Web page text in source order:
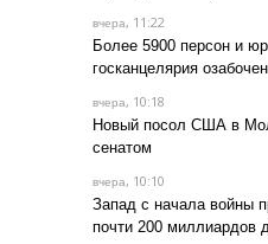
вчера, 11:22
Более 5900 персон и
госканцелярия
вчера, 10:18
Новый посол США в
сенатом
вчера, 10:10
Запад с начала войны
почти 200 миллиардов